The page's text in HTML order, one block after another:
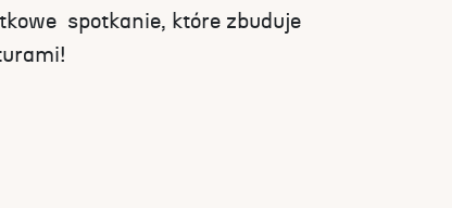
spotkanie, które zbuduje